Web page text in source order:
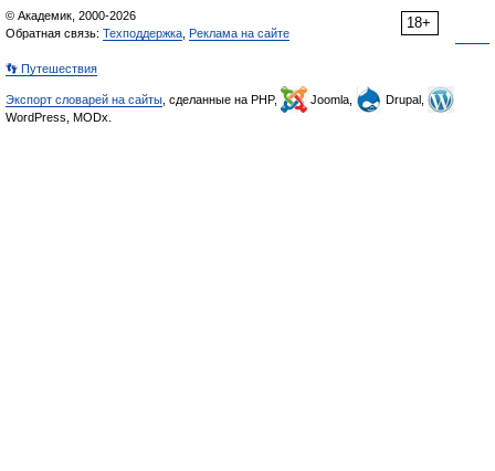
18+
© Академик, 2000-2026
Обратная связь: Техподдержка Реклама на сайте
👣 Путешествия
Экспорт словарей на сайты , сделанные на PHP, Joomla,
Drupal,
WordPress, MODx.